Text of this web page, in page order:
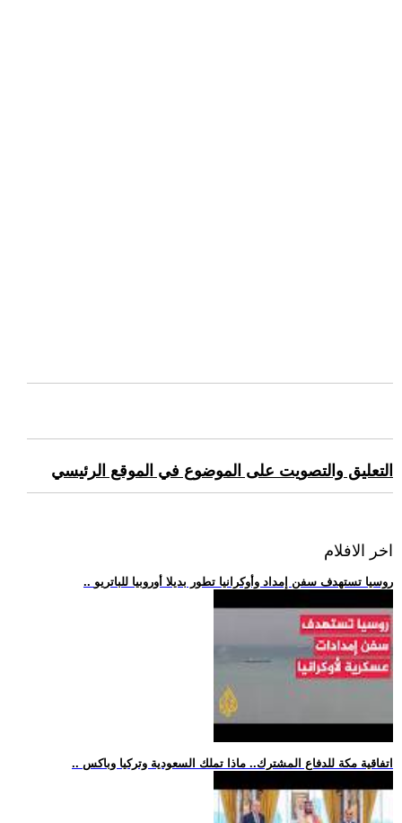
التعليق والتصويت على الموضوع في الموقع الرئيسي
اخر الافلام
.. روسيا تستهدف سفن إمداد وأوكرانيا تطور بديلا أوروبيا للباتريو
.. اتفاقية مكة للدفاع المشترك.. ماذا تملك السعودية وتركيا وباكس